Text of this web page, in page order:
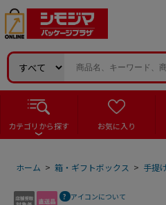
カテゴリから探す お気に入り
ホーム > 箱・ギフトボックス > 手提
アイコンについて